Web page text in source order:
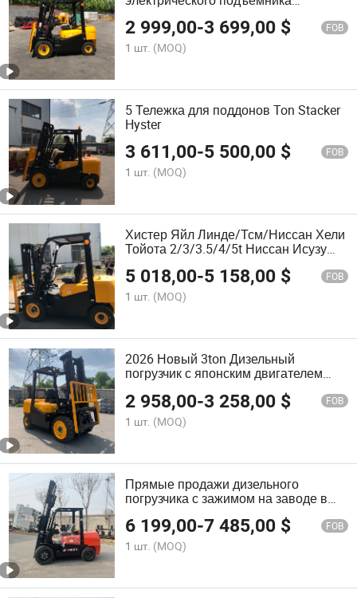
гидравлического ручного дизельного
бензинового мини-рейкового
вилочного погрузчика на сжиженном
газе
2 999,00-3 699,00 $ FOB
1 шт. (MOQ)
5 Тележка для поддонов Ton Stacker
Hyster
3 611,00-5 500,00 $ FOB
1 шт. (MOQ)
Хистер Яйл Линде/Тсм/Ниссан Хели
Тойота 2/3/3.5/4/5t Ниссан Исузу
Мицубиси Янма Двигатель Неровная
Местность Электрический Дизельный
LPG Бензиновый Вилочный
Погрузчик
5 018,00-5 158,00 $ FOB
1 шт. (MOQ)
2026 Новый 3ton Дизельный
погрузчик с японским двигателем
погрузчик
2 958,00-3 258,00 $ FOB
1 шт. (MOQ)
Прямые продажи дизельного
погрузчика с зажимом на заводе в
Китае 1.5ton 2ton 3ton 3.5ton 4ton
3.2ton Дизельный погрузчик с
зажимом
6 199,00-7 485,00 $ FOB
1 шт. (MOQ)